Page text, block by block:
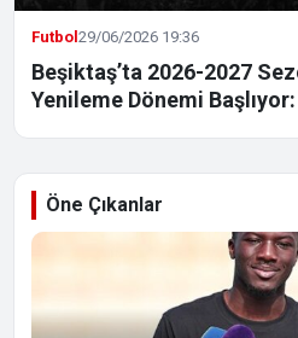
Futbol29/06/2026 19:36
Beşiktaş’ta 2026-2027
Yenileme Dönemi
Öne Çıkanlar